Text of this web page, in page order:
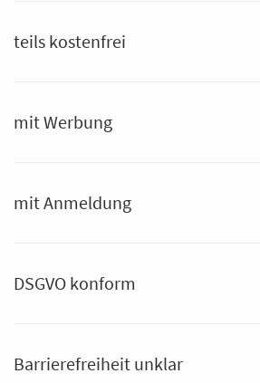
teils kostenfrei
mit Werbung
mit Anmeldung
DSGVO konform
Barrierefreiheit unklar